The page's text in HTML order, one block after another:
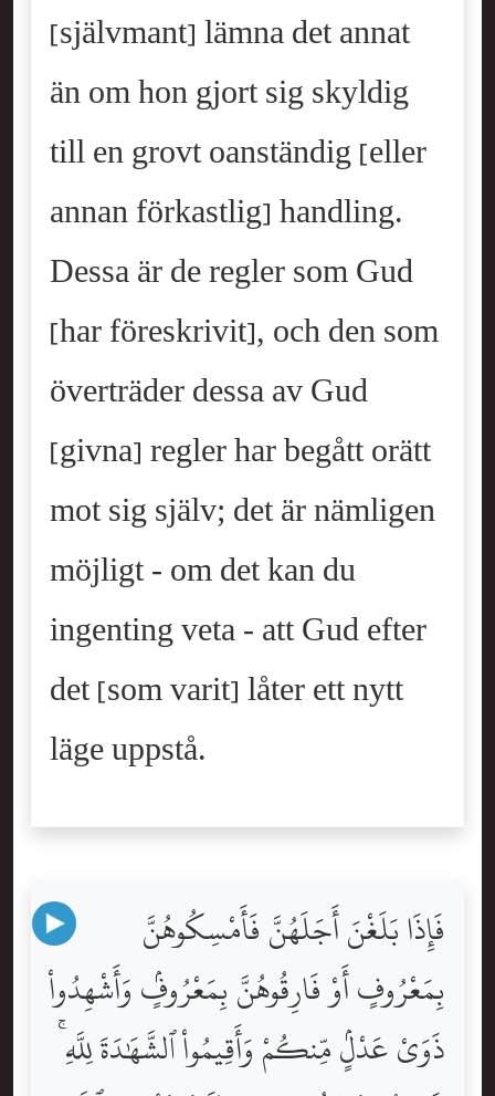
[självmant] lämna det annat
än om hon gjort sig skyldig
till en grovt oanständig [eller
annan förkastlig] handling.
Dessa är de regler som Gud
[har föreskrivit], och den som
överträder dessa av Gud
[givna] regler har begått orätt
mot sig själv; det är nämligen
möjligt - om det kan du
ingenting veta - att Gud efter
det [som varit] låter ett nytt
läge uppstå.
فَإِذَا بَلَغْنَ أَجَلَهُنَّ فَأَمْسِكُوهُنَّ
بِمَعْرُوفٍ أَوْ فَارِقُوهُنَّ بِمَعْرُوفٍۢ وَأَشْهِدُواْ
ذَوَىْ عَدْلٍۢ مِّنكُمْ وَأَقِيمُواْ ٱلشَّهَٰدَةَ لِلَّهِ ۚ